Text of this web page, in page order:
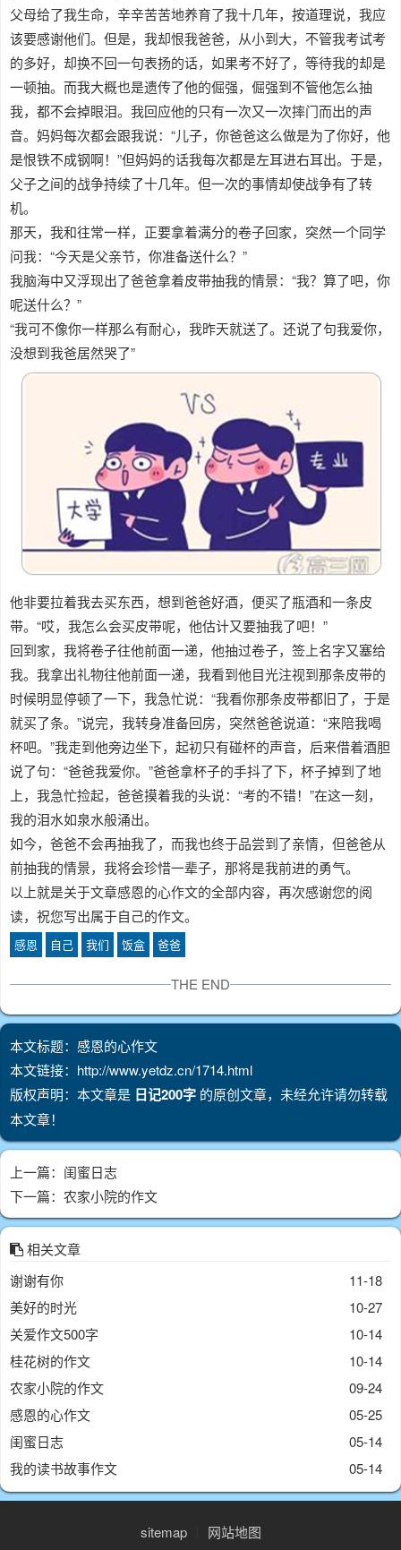
父母给了我生命，辛辛苦苦地养育了我十几年，按道理说，我应
该要感谢他们。但是，我却恨我爸爸，从小到大，不管我考试考
的多好，却换不回一句表扬的话，如果考不好了，等待我的却是
一顿抽。而我大概也是遗传了他的倔强，倔强到不管他怎么抽
我，都不会掉眼泪。我回应他的只有一次又一次摔门而出的声
音。妈妈每次都会跟我说：“儿子，你爸爸这么做是为了你好，他
是恨铁不成钢啊！”但妈妈的话我每次都是左耳进右耳出。于是，
父子之间的战争持续了十几年。但一次的事情却使战争有了转
机。
那天，我和往常一样，正要拿着满分的卷子回家，突然一个同学
问我：“今天是父亲节，你准备送什么？”
我脑海中又浮现出了爸爸拿着皮带抽我的情景：“我？算了吧，你
呢送什么？”
“我可不像你一样那么有耐心，我昨天就送了。还说了句我爱你，
没想到我爸居然哭了”
他非要拉着我去买东西，想到爸爸好酒，便买了瓶酒和一条皮
带。“哎，我怎么会买皮带呢，他估计又要抽我了吧！”
回到家，我将卷子往他前面一递，他抽过卷子，签上名字又塞给
我。我拿出礼物往他前面一递，我看到他目光注视到那条皮带的
时候明显停顿了一下，我急忙说：“我看你那条皮带都旧了，于是
就买了条。”说完，我转身准备回房，突然爸爸说道：“来陪我喝
杯吧。”我走到他旁边坐下，起初只有碰杯的声音，后来借着酒胆
说了句：“爸爸我爱你。”爸爸拿杯子的手抖了下，杯子掉到了地
上，我急忙捡起，爸爸摸着我的头说：“考的不错！”在这一刻，
我的泪水如泉水般涌出。
如今，爸爸不会再抽我了，而我也终于品尝到了亲情，但爸爸从
前抽我的情景，我将会珍惜一辈子，那将是我前进的勇气。
以上就是关于文章感恩的心作文的全部内容，再次感谢您的阅
读，祝您写出属于自己的作文。
感恩 自己 我们 饭盒 爸爸
THE END
本文标题：感恩的心作文
本文链接：http://www.yetdz.cn/1714.html
版权声明：本文章是 日记200字 的原创文章，未经允许请勿转载
本文章！
上一篇： 闺蜜日志
下一篇： 农家小院的作文
相关文章
11-18
谢谢有你
10-27
美好的时光
10-14
关爱作文500字
10-14
桂花树的作文
09-24
农家小院的作文
05-25
感恩的心作文
05-14
闺蜜日志
05-14
我的读书故事作文
sitemap丨 网站地图